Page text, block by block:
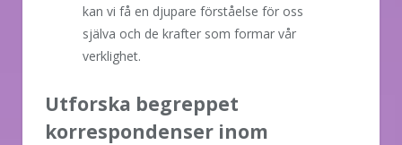
kan vi få en djupare förståelse för oss
själva och de krafter som formar vår
verklighet.
Utforska begreppet
korrespondenser inom